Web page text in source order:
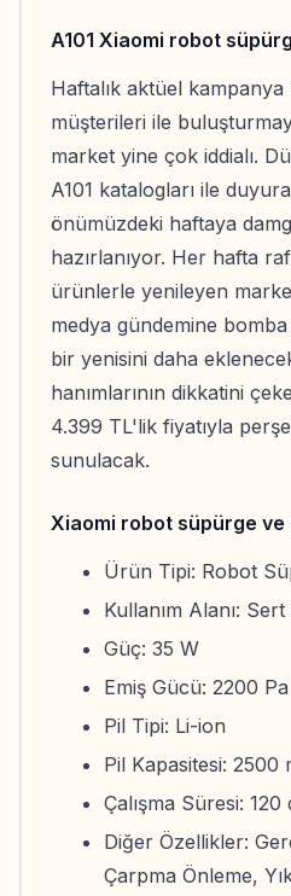
A101 Xiaomi robot
Haftalık aktüel kampanya
müşterileri ile
market yine çok iddialı.
A101 katalogları ile
önümüzdeki haftaya
hazırlanıyor. Her hafta
ürünlerle yenileyen
medya gündemine bomba
bir yenisini daha
hanımlarının dikkatini
4.399 TL'lik fiyatıyla
sunulacak.
Xiaomi robot süpürge
Ürün Tipi: Robot
Kullanım Alanı:
Güç: 35 W
Emiş Gücü: 2200 Pa
Pil Tipi: Li-ion
Pil Kapasitesi: 2500
Çalışma Süresi: 120
Diğer Özellikler:
Çarpma Önleme,